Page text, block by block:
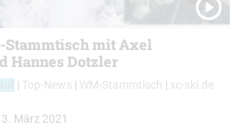
mit Axel
Hannes Dotzler
| Top-News | WM-Stammtisch | xc-ski.de
3. März 2021